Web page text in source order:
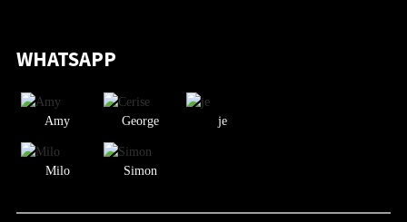
WHATSAPP
Amy George je
Milo Simon